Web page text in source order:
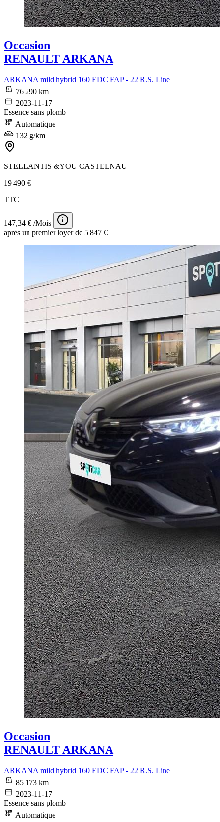
Occasion
RENAULT ARKANA
ARKANA mild hybrid 160 EDC FAP - 22 R.S. Line
76 290 km
2023-11-17
Essence sans plomb
Automatique
132 g/km
STELLANTIS &YOU CASTELNAU
19 490 €
TTC
147,34 € /Mois
après un premier loyer de 5 847 €
Occasion
RENAULT ARKANA
ARKANA mild hybrid 160 EDC FAP - 22 R.S. Line
85 173 km
2023-11-17
Essence sans plomb
Automatique